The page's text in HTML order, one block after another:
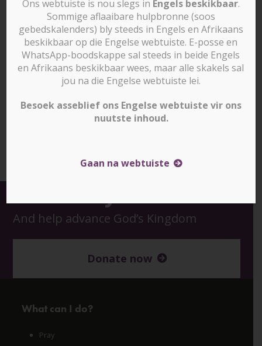
And help advance God’s Kingdom
Donate now
What can I do?
Pray
Ons webtuiste is nou slegs in Engels beskikbaar.
Sommige aflaaibare hulpbronne (soos
gebedskalenders) bly steeds in Engels en Afrikaans
beskikbaar op die Engelse webtuiste. E-posse en
WhatsApp-boodskappe sal steeds in beide Engels
en Afrikaans beskikbaar wees, maar alle skakels sal
jou na die Engelse webtuiste lei.
Besoek asseblief ons Engelse webtuiste vir ons
nuutste inhoud.
Gaan na webtuiste